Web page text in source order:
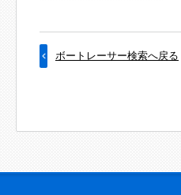
ボートレーサー検索へ戻る